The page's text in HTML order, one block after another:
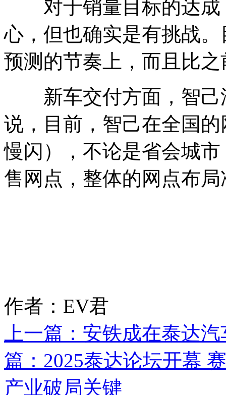
对于销量目标的达
心，但也确实是有挑战
预测的节奏上，而且比
新车交付方面，智己
说，目前，智己在全国的
慢闪 ），不论是省会城
售网点，整体的 网点布
作者：EV君
上一篇： 安铁成在泰达
篇： 2025泰达论坛开幕
产业破局关键